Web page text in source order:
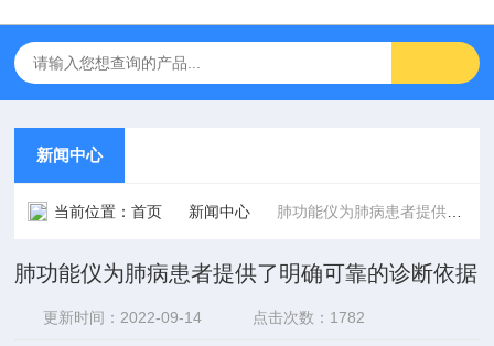
新闻中心
当前位置：首页 新闻中心 肺功能仪为肺病患者提供了明确可靠的诊断依据
肺功能仪为肺病患者提供了明确可靠的诊断依据
更新时间：2022-09-14 点击次数：1782